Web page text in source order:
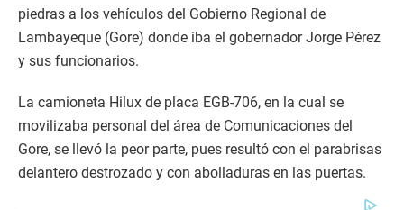
piedras a los vehículos del Gobierno Regional de
Lambayeque (Gore) donde iba el gobernador Jorge Pérez
y sus funcionarios.
La camioneta Hilux de placa EGB-706, en la cual se
movilizaba personal del área de Comunicaciones del
Gore, se llevó la peor parte, pues resultó con el parabrisas
delantero destrozado y con abolladuras en las puertas.